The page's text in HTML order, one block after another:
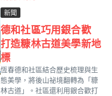
新聞
德和社區巧用銀合歡
打造糠林古道美學新地
標
恆春德和社區結合歷史梳理與生
態美學，將後山祕境翻轉為「糠
林古道」。社區還利用銀合歡打